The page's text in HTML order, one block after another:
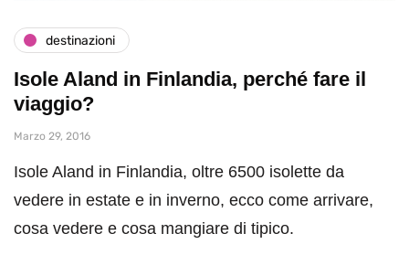
destinazioni
Isole Aland in Finlandia, perché fare il
viaggio?
Marzo 29, 2016
Isole Aland in Finlandia, oltre 6500 isolette da
vedere in estate e in inverno, ecco come arrivare,
cosa vedere e cosa mangiare di tipico.